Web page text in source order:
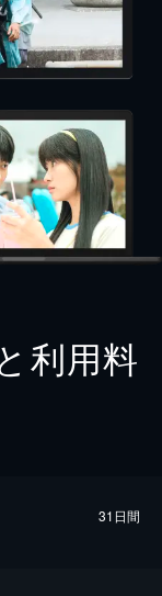
利用料
31日間